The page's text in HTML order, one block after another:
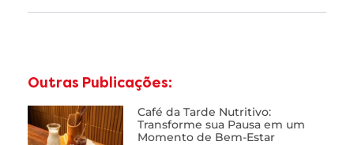
Outras Publicações:
Café da Tarde Nutritivo:
Transforme sua Pausa em um
Momento de Bem-Estar